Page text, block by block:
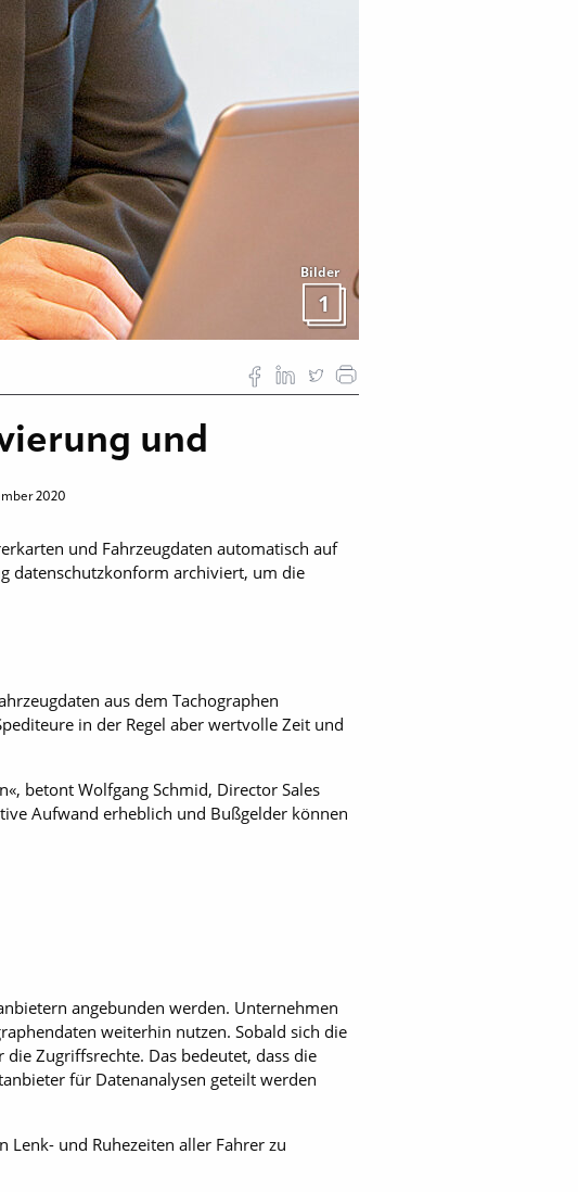
Bilder
1
und
2020
und Fahrzeugdaten automatisch auf
datenschutzkonform archiviert, um die
aus dem Tachographen
in der Regel aber wertvolle Zeit und
betont Wolfgang Schmid, Director Sales
Aufwand erheblich und Bußgelder können
angebunden werden. Unternehmen
weiterhin nutzen. Sobald sich die
Zugriffsrechte. Das bedeutet, dass die
für Datenanalysen geteilt werden
Lenk- und Ruhezeiten aller Fahrer zu